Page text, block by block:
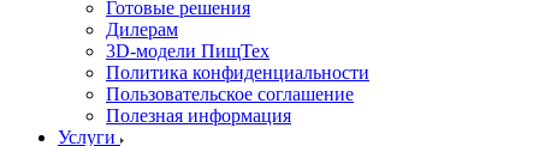
Готовые решения
Дилерам
3D-модели ПищТех
Политика конфиденциальности
Пользовательское соглашение
Полезная информация
Услуги